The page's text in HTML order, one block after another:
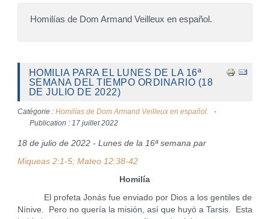
Homilías de Dom Armand Veilleux en español.
HOMILIA PARA EL LUNES DE LA 16ª
SEMANA DEL TIEMPO ORDINARIO (18
DE JULIO DE 2022)
Catégorie : Homilías de Dom Armand Veilleux en español.
Publication : 17 juillet 2022
18 de julio de 2022 - Lunes de la 16ª semana par
Miqueas 2:1-5; Mateo 12:38-42
Homilía
El profeta Jonás fue enviado por Dios a los gentiles de
Nínive. Pero no quería la misión, así que huyó a Tarsis. Esta